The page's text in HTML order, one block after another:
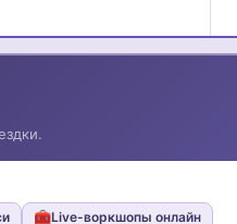
🧰Live-воркшопы онлайн